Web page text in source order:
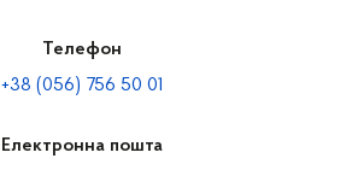
Телефон
+38 (056) 756 50 01
Електронна пошта